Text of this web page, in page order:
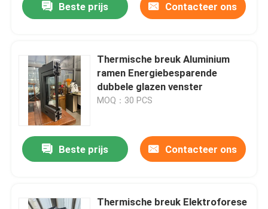
Beste prijs Contacteer ons
Thermische breuk Aluminium
ramen Energiebesparende
dubbele glazen venster
MOQ：30 PCS
Beste prijs Contacteer ons
Thermische breuk Elektroforese